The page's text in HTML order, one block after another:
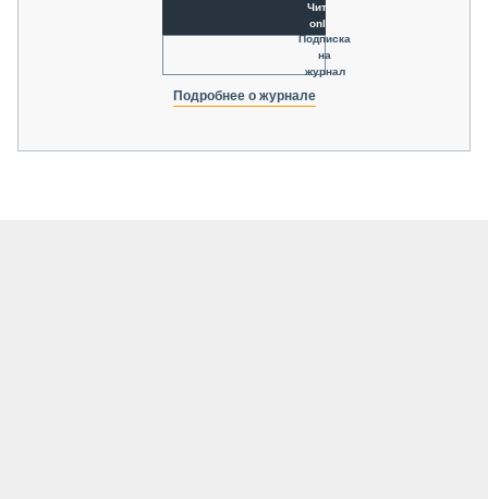
Читать
online
Подписка
на
журнал
Подробнее о журнале